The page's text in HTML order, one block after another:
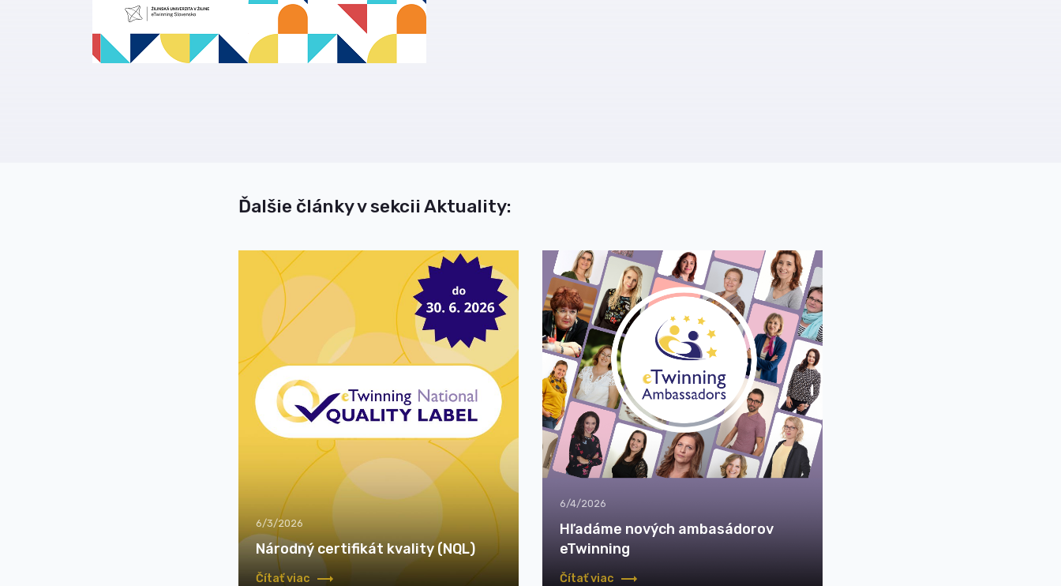
Ďalšie články v sekcii Aktuality:
6/3/2026
Národný certifikát kvality (NQL)
Čítať viac
6/4/2026
Hľadáme nových ambasádorov
eTwinning
Čítať viac